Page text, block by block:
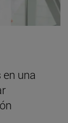
una